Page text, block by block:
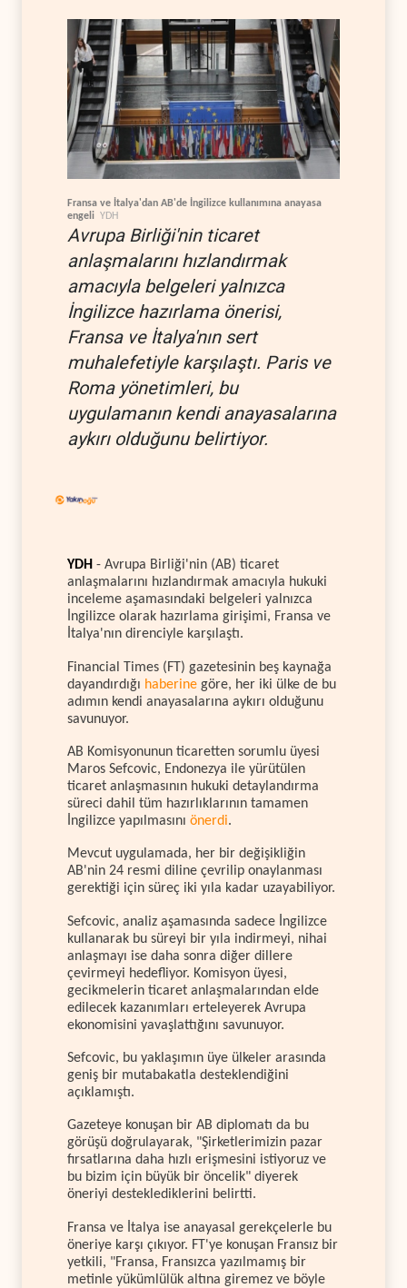
Fransa ve İtalya'dan AB'de İngilizce kullanımına anayasa
engeli YDH
Avrupa Birliği'nin ticaret
anlaşmalarını hızlandırmak
amacıyla belgeleri yalnızca
İngilizce hazırlama önerisi,
Fransa ve İtalya'nın sert
muhalefetiyle karşılaştı. Paris ve
Roma yönetimleri, bu
uygulamanın kendi anayasalarına
aykırı olduğunu belirtiyor.
YDH - Avrupa Birliği'nin (AB) ticaret
anlaşmalarını hızlandırmak amacıyla hukuki
inceleme aşamasındaki belgeleri yalnızca
İngilizce olarak hazırlama girişimi, Fransa ve
İtalya'nın direnciyle karşılaştı.
Financial Times (FT) gazetesinin beş kaynağa
dayandırdığı haberine göre, her iki ülke de bu
adımın kendi anayasalarına aykırı olduğunu
savunuyor.
AB Komisyonunun ticaretten sorumlu üyesi
Maros Sefcovic, Endonezya ile yürütülen
ticaret anlaşmasının hukuki detaylandırma
süreci dahil tüm hazırlıklarının tamamen
İngilizce yapılmasını önerdi.
Mevcut uygulamada, her bir değişikliğin
AB'nin 24 resmi diline çevrilip onaylanması
gerektiği için süreç iki yıla kadar uzayabiliyor.
Sefcovic, analiz aşamasında sadece İngilizce
kullanarak bu süreyi bir yıla indirmeyi, nihai
anlaşmayı ise daha sonra diğer dillere
çevirmeyi hedefliyor. Komisyon üyesi,
gecikmelerin ticaret anlaşmalarından elde
edilecek kazanımları erteleyerek Avrupa
ekonomisini yavaşlattığını savunuyor.
Sefcovic, bu yaklaşımın üye ülkeler arasında
geniş bir mutabakatla desteklendiğini
açıklamıştı.
Gazeteye konuşan bir AB diplomatı da bu
görüşü doğrulayarak, "Şirketlerimizin pazar
fırsatlarına daha hızlı erişmesini istiyoruz ve
bu bizim için büyük bir öncelik" diyerek
öneriyi desteklediklerini belirtti.
Fransa ve İtalya ise anayasal gerekçelerle bu
öneriye karşı çıkıyor. FT'ye konuşan Fransız bir
yetkili, "Fransa, Fransızca yazılmamış bir
metinle yükümlülük altına giremez ve böyle